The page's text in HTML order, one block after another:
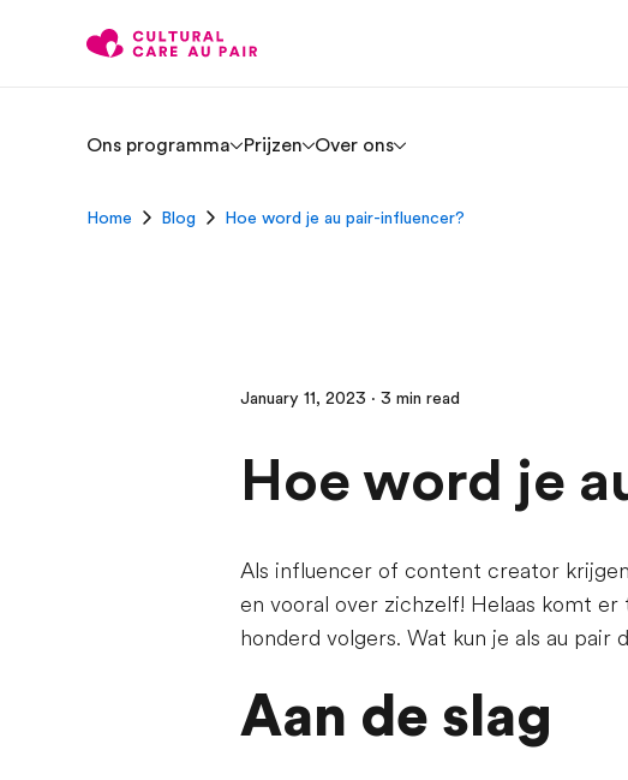
Ons programma Prijzen Over ons
Home Blog Hoe word je au pair-influencer?
January 11, 2023 · 3 min read
Hoe word je
Als influencer of content creator
en vooral over zichzelf! Helaas komt
honderd volgers. Wat kun je als au
Aan de slag